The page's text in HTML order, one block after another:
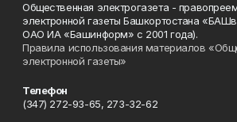
Общественная электрогазета -
электронной газеты Башкортостана
ОАО ИА «Башинформ» с 2001 года).
Правила использования материалов
электронной газеты»
Телефон
(347) 272-93-65, 273-32-62